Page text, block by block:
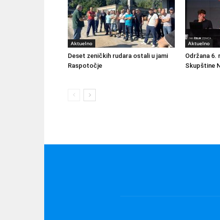
Aktuelno
Deset zeničkih rudara ostali u jami
Raspotočje
Aktuelno
Održana 6.
Skupštine